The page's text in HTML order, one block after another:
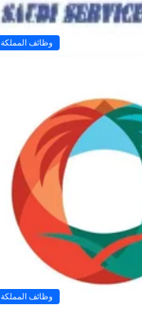
وظائف المملكة
وظائف المملكة